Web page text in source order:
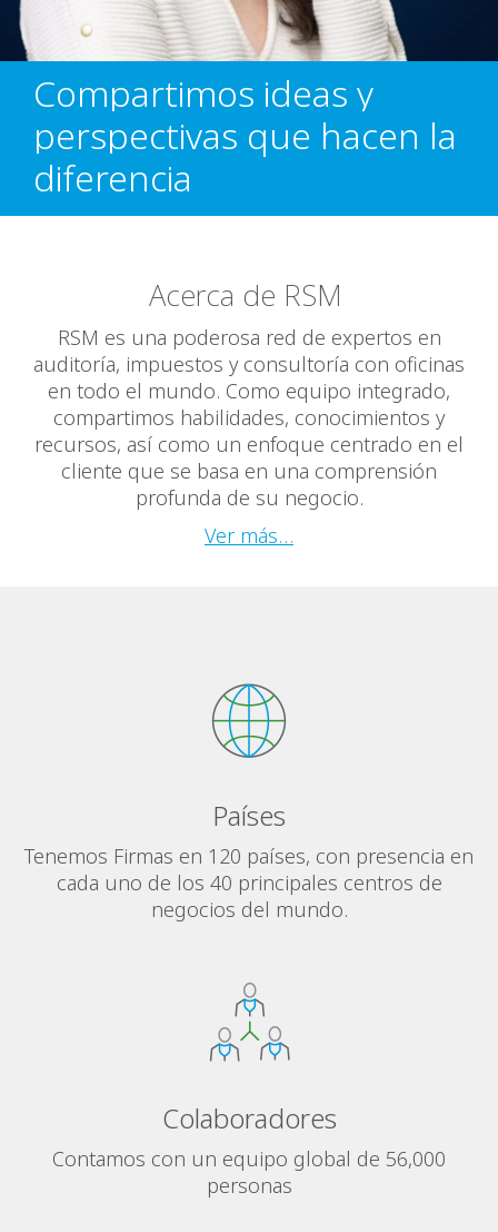
Compartimos ideas y
perspectivas que hacen la
diferencia
Acerca de RSM
RSM es una poderosa red de expertos en
auditoría, impuestos y consultoría con oficinas
en todo el mundo. Como equipo integrado,
compartimos habilidades, conocimientos y
recursos, así como un enfoque centrado en el
cliente que se basa en una comprensión
profunda de su negocio.
Ver más…
Países
Tenemos Firmas en 120 países, con presencia en
cada uno de los 40 principales centros de
negocios del mundo.
Colaboradores
Contamos con un equipo global de 56,000
personas